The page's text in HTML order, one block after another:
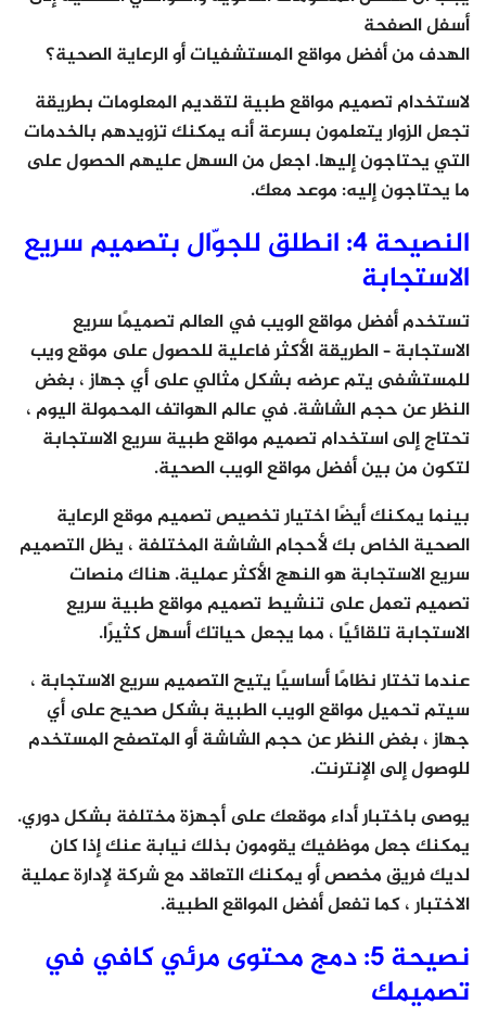
أسفل الصفحة
الهدف من أفضل مواقع المستشفيات أو الرعاية الصحية؟
لاستخدام تصميم مواقع طبية لتقديم المعلومات بطريقة
تجعل الزوار يتعلمون بسرعة أنه يمكنك تزويدهم بالخدمات
التي يحتاجون إليها. اجعل من السهل عليهم الحصول على
ما يحتاجون إليه: موعد معك.
النصيحة 4: انطلق للجوّال بتصميم سريع
الاستجابة
تستخدم أفضل مواقع الويب في العالم تصميمًا سريع
الاستجابة – الطريقة الأكثر فاعلية للحصول على موقع ويب
للمستشفى يتم عرضه بشكل مثالي على أي جهاز ، بغض
النظر عن حجم الشاشة. في عالم الهواتف المحمولة اليوم ،
تحتاج إلى استخدام تصميم مواقع طبية سريع الاستجابة
لتكون من بين أفضل مواقع الويب الصحية.
بينما يمكنك أيضًا اختيار تخصيص تصميم موقع الرعاية
الصحية الخاص بك لأحجام الشاشة المختلفة ، يظل التصميم
سريع الاستجابة هو النهج الأكثر عملية. هناك منصات
تصميم تعمل على تنشيط تصميم مواقع طبية سريع
الاستجابة تلقائيًا ، مما يجعل حياتك أسهل كثيرًا.
عندما تختار نظامًا أساسيًا يتيح التصميم سريع الاستجابة ،
سيتم تحميل مواقع الويب الطبية بشكل صحيح على أي
جهاز ، بغض النظر عن حجم الشاشة أو المتصفح المستخدم
للوصول إلى الإنترنت.
يوصى باختبار أداء موقعك على أجهزة مختلفة بشكل دوري.
يمكنك جعل موظفيك يقومون بذلك نيابة عنك إذا كان
لديك فريق مخصص أو يمكنك التعاقد مع شركة لإدارة عملية
الاختبار ، كما تفعل أفضل المواقع الطبية.
نصيحة 5: دمج محتوى مرئي كافي في
تصميمك